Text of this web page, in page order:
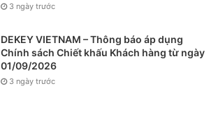
3 ngày trước
DEKEY VIETNAM – Thông báo áp dụng
Chính sách Chiết khấu Khách hàng từ ngày
01/09/2026
3 ngày trước